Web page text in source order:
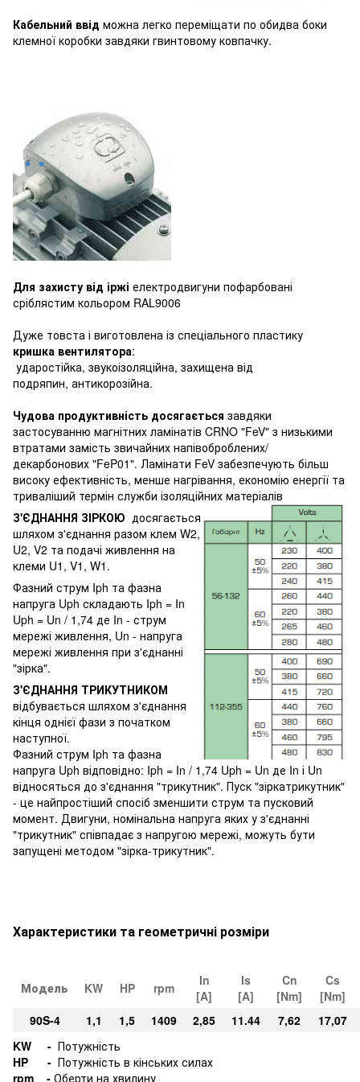
Кабельний ввід можна легко переміщати по обидва боки
клемної коробки завдяки гвинтовому ковпачку.
Для захисту від іржі електродвигуни пофарбовані
сріблястим кольором RAL9006
Дуже товста і виготовлена із спеціального пластику
кришка вентилятора:
ударостійка, звукоізоляційна, захищена від
подряпин, антикорозійна.
Чудова продуктивність досягається завдяки
застосуванню магнітних ламінатів CRNO "FeV" з низькими
втратами замість звичайних напівоброблених/
декарбонових "FeP01". Ламінати FeV забезпечують більш
високу ефективність, менше нагрівання, економію енергії та
триваліший термін служби ізоляційних матеріалів
З'ЄДНАННЯ ЗІРКОЮ досягається
шляхом з'єднання разом клем W2,
U2, V2 та подачі живлення на
клеми U1, V1, W1.
Фазний струм Iph та фазна
напруга Uph складають Iph = In
Uph = Un / 1,74 де In - струм
мережі живлення, Un - напруга
мережі живлення при з'єднанні
"зірка".
З'ЄДНАННЯ ТРИКУТНИКОМ
відбувається шляхом з'єднання
кінця однієї фази з початком
наступної.
Фазний струм Iph та фазна
напруга Uph відповідно: Iph = In / 1,74 Uph = Un де In і Un
відносяться до з'єднання "трикутник". Пуск "зіркатрикутник"
- це найпростіший спосіб зменшити струм та пусковий
момент. Двигуни, номінальна напруга яких у з'єднанні
"трикутник" співпадає з напругою мережі, можуть бути
запущені методом "зірка-трикутник".
Характеристики та геометричні розміри
Модель KW HP rpm
In
[A]
Is
[A]
Cn
[Nm]
Cs
[Nm]
90S-4
1,1 1,5 1409 2,85 11.44 7,62
17,07
KW - Потужність
HP - Потужність в кінських силах
rpm - Оберти на хвилину